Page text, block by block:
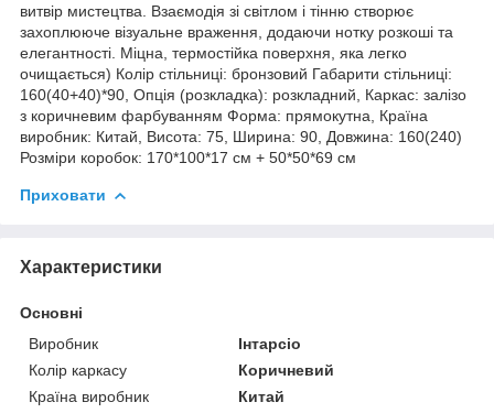
витвір мистецтва. Взаємодія зі світлом і тінню створює
захоплююче візуальне враження, додаючи нотку розкоші та
елегантності. Міцна, термостійка поверхня, яка легко
очищається) Колір стільниці: бронзовий Габарити стільниці:
160(40+40)*90, Опція (розкладка): розкладний, Каркас: залізо
з коричневим фарбуванням Форма: прямокутна, Країна
виробник: Китай, Висота: 75, Ширина: 90, Довжина: 160(240)
Розміри коробок: 170*100*17 см + 50*50*69 см
Приховати
Характеристики
Основні
Виробник
Інтарсіо
Колір каркасу
Коричневий
Країна виробник
Китай